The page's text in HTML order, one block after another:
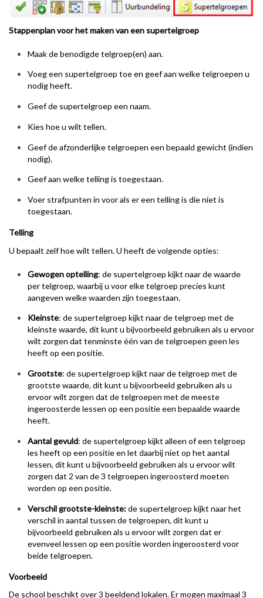
Stappenplan voor het maken van een supertelgroep
Maak de benodigde telgroep(en) aan.
Voeg een supertelgroep toe en geef aan welke telgroepen u
nodig heeft.
Geef de supertelgroep een naam.
Kies hoe u wilt tellen.
Geef de afzonderlijke telgroepen een bepaald gewicht (indien
nodig).
Geef aan welke telling is toegestaan.
Voer strafpunten in voor als er een telling is die niet is
toegestaan.
Telling
U bepaalt zelf hoe wilt tellen. U heeft de volgende opties:
Gewogen optelling: de supertelgroep kijkt naar de waarde
per telgroep, waarbij u voor elke telgroep precies kunt
aangeven welke waarden zijn toegestaan.
Kleinste: de supertelgroep kijkt naar de telgroep met de
kleinste waarde, dit kunt u bijvoorbeeld gebruiken als u ervoor
wilt zorgen dat tenminste één van de telgroepen geen les
heeft op een positie.
Grootste: de supertelgroep kijkt naar de telgroep met de
grootste waarde, dit kunt u bijvoorbeeld gebruiken als u
ervoor wilt zorgen dat de telgroepen met de meeste
ingeroosterde lessen op een positie een bepaalde waarde
heeft.
Aantal gevuld: de supertelgroep kijkt alleen of een telgroep
les heeft op een positie en let daarbij niet op het aantal
lessen, dit kunt u bijvoorbeeld gebruiken als u ervoor wilt
zorgen dat 2 van de 3 telgroepen ingeroosterd moeten
worden op een positie.
Verschil grootste-kleinste:de supertelgroep kijkt naar het
verschil in aantal tussen de telgroepen, dit kunt u
bijvoorbeeld gebruiken als u ervoor wilt zorgen dat er
evenveel lessen op een positie worden ingeroosterd voor
beide telgroepen.
Voorbeeld
De school beschikt over 3 beeldend lokalen. Er mogen maximaal 3